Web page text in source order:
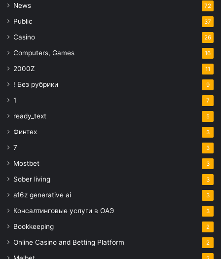
News 72
Public 37
Casino 26
Computers, Games 16
2000Z 11
! Без рубрики 9
1 7
ready_text 5
Финтех 3
7 3
Mostbet 3
Sober living 3
a16z generative ai 3
Консалтинговые услуги в ОАЭ 3
Bookkeeping 2
Online Casino and Betting Platform 2